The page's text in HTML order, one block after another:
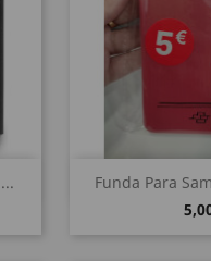
Funda Para
